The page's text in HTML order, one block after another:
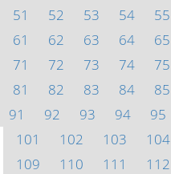
51
52 53 54 55
61
62 63 64 65
71
72 73 74 75
81
82 83 84 85
91
92 93 94 95
101
102 103 104
109
110 111 112